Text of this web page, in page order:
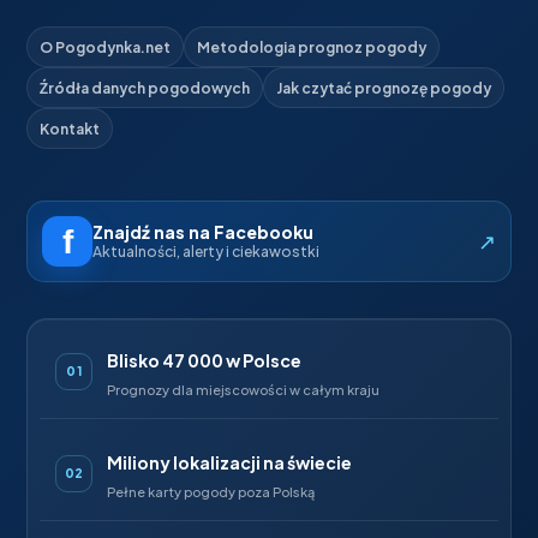
O Pogodynka.net Metodologia prognoz pogody
Źródła danych pogodowych Jak czytać prognozę pogody
Kontakt
Znajdź nas na Facebooku
Aktualności, alerty i ciekawostki ↗
01 Blisko 47 000 w Polsce
Prognozy dla miejscowości w całym kraju
02 Miliony lokalizacji na świecie
Pełne karty pogody poza Polską